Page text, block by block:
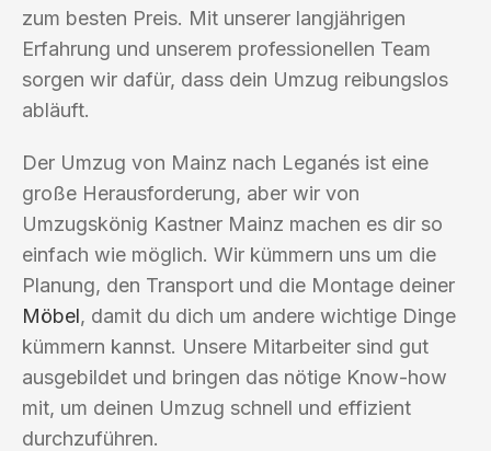
zum besten Preis. Mit unserer langjährigen
Erfahrung und unserem professionellen Team
sorgen wir dafür, dass dein Umzug reibungslos
abläuft.
Der Umzug von Mainz nach Leganés ist eine
große Herausforderung, aber wir von
Umzugskönig Kastner Mainz machen es dir so
einfach wie möglich. Wir kümmern uns um die
Planung, den Transport und die Montage deiner
Möbel, damit du dich um andere wichtige Dinge
kümmern kannst. Unsere Mitarbeiter sind gut
ausgebildet und bringen das nötige Know-how
mit, um deinen Umzug schnell und effizient
durchzuführen.